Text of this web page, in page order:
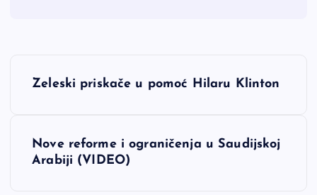
NZeleski priskače u pomoć Hilaru Klinton
Nove reforme i ograničenja u Saudijskoj
Arabiji (VIDEO)